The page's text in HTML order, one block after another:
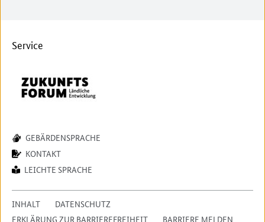
Service
GEBÄRDENSPRACHE
KONTAKT
LEICHTE SPRACHE
INHALT
DATENSCHUTZ
ERKLÄRUNG ZUR BARRIEREFREIHEIT
BARRIERE MELDEN